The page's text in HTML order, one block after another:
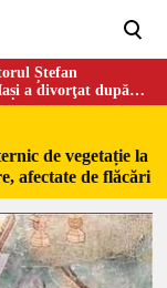
Ștefan
a divorţat după
de vegetație la
afectate de flăcări